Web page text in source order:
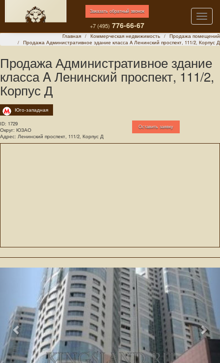
Заказать обратный звонок
+7 (495) 776-66-67
Toggle
Главная Коммерческая недвижимость
Продажа помещений
Продажа Административное здание класса A Ленинский проспект, 111/2, Корпус Д
Продажа Административное здание
класса A Ленинский проспект, 111/2,
Корпус Д
Юго-западная
ID: 1729
Округ: ЮЗАО
Адрес: Ленинский проспект, 111/2, Корпус Д
Оставить заявку